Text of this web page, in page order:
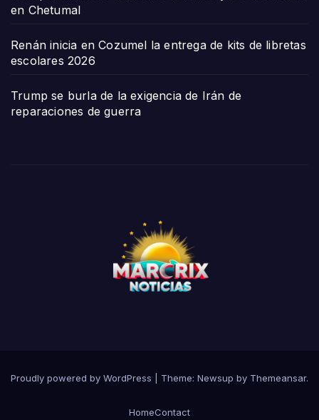
en Chetumal
Renán inicia en Cozumel la entrega de kits de libretas
escolares 2026
Trump se burla de la exigencia de Irán de
reparaciones de guerra
Proudly powered by WordPress Theme: Newsup by Themeansar.
HomeContact